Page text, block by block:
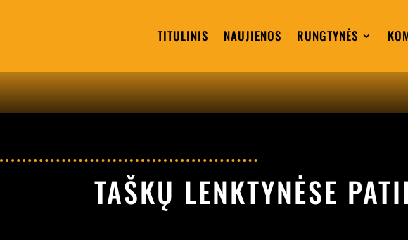
TITULINIS NAUJIENOS RUNGTYNĖS
TAŠKŲ LENKTYNĖSE